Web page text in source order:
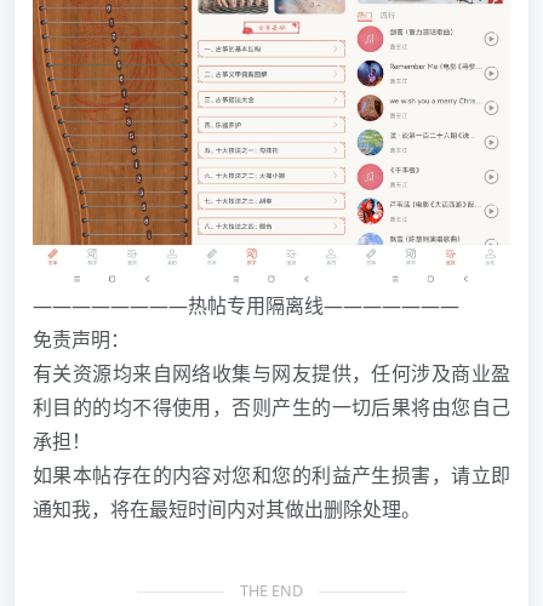
————————热帖专用隔离线———————
免责声明：
有关资源均来自网络收集与网友提供，任何涉及商业盈
利目的的均不得使用，否则产生的一切后果将由您自己
承担！
如果本帖存在的内容对您和您的利益产生损害，请立即
通知我，将在最短时间内对其做出删除处理。
THE END